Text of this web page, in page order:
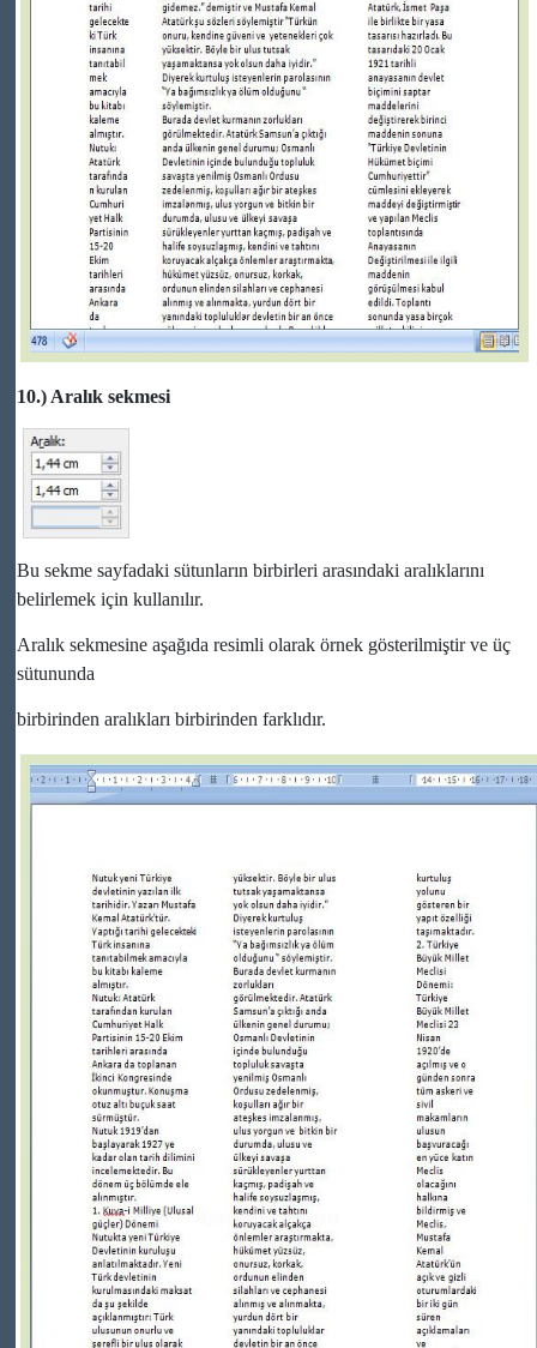
10.) Aralık sekmesi
Bu sekme sayfadaki sütunların birbirleri arasındaki aralıklarını
belirlemek için kullanılır.
Aralık sekmesine aşağıda resimli olarak örnek gösterilmiştir ve üç
sütununda
birbirinden aralıkları birbirinden farklıdır.